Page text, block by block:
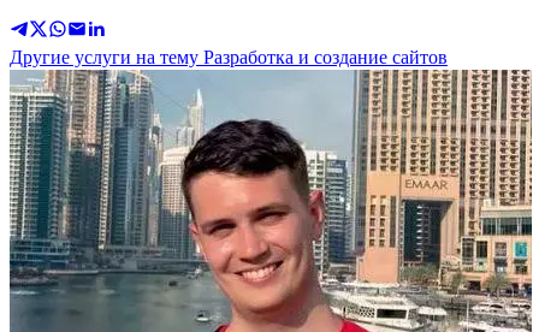
Другие услуги на тему Разработка и создание сайтов